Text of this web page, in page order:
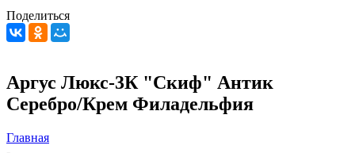
Поделиться
Аргус Люкс-3К "Скиф" Антик
Серебро/Крем Филадельфия
Главная